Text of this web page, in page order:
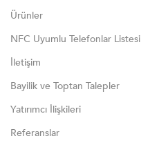
Ürünler
NFC Uyumlu Telefonlar Listesi
İletişim
Bayilik ve Toptan Talepler
Yatırımcı İlişkileri
Referanslar